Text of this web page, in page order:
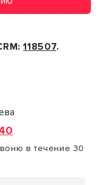
118507.
в течение 30